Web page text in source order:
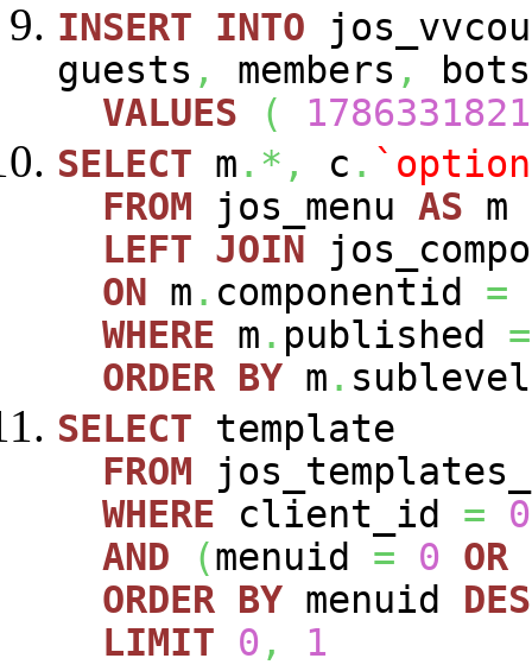
INSERT
INTO
guests , members , bots
VALUES
( 1786331821
SELECT m .*, c .
FROM jos_menu AS m
LEFT JOIN
ON m . componentid =
WHERE m . published =
ORDER BY m . sublevel
SELECT template
FROM
WHERE client_id =
0
AND
(menuid = 0 OR
ORDER BY menuid
LIMIT
0 ,
1